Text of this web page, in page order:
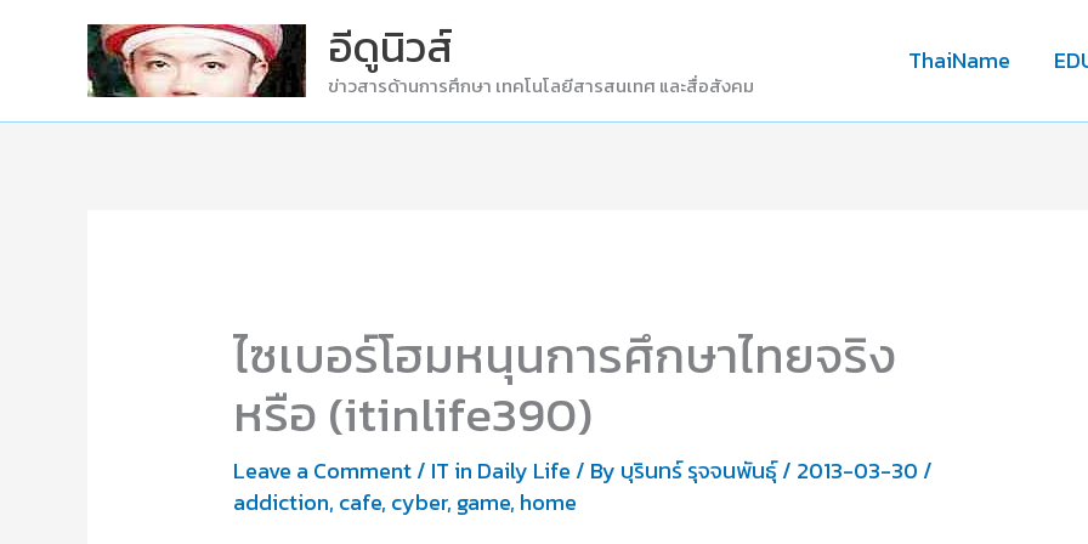
อีดูนิวส์
ข่าวสารด้านการศึกษา เทคโนโลยีสารสนเทศ และสื่อสังคม
ThaiName
ไซเบอร์โฮมหนุนการศึกษาไทยจริง
หรือ (itinlife390)
Leave a Comment/ IT in Daily Life / By บุรินทร์ รุจจนพันธุ์/ 2013-03-30 /
addiction, cafe, cyber, game, home